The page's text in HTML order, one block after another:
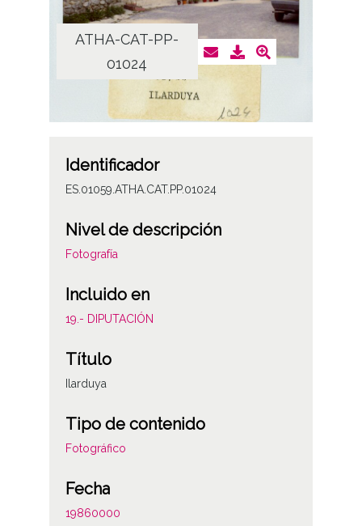
ATHA-CAT-PP-
01024
Identificador
ES.01059.ATHA.CAT.PP.01024
Nivel de descripción
Fotografía
Incluido en
19.- DIPUTACIÓN
Título
Ilarduya
Tipo de contenido
Fotográfico
Fecha
19860000